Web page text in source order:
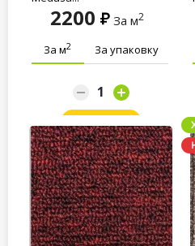
2200 За м2
За м2 За упаковку